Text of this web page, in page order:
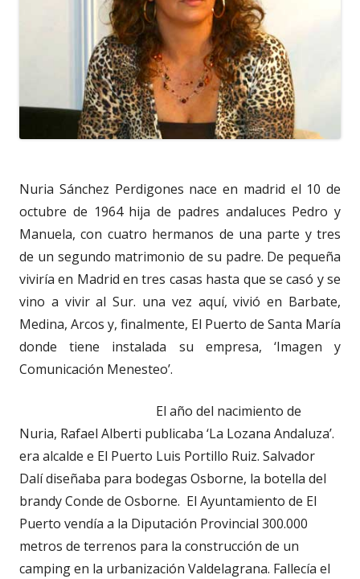
Nuria Sánchez Perdigones nace en madrid el 10 de
octubre de 1964 hija de padres andaluces Pedro y
Manuela, con cuatro hermanos de una parte y tres
de un segundo matrimonio de su padre. De pequeña
viviría en Madrid en tres casas hasta que se casó y se
vino a vivir al Sur. una vez aquí, vivió en Barbate,
Medina, Arcos y, finalmente, El Puerto de Santa María
donde tiene instalada su empresa, ‘Imagen y
Comunicación Menesteo’.
El año del nacimiento de
Nuria, Rafael Alberti publicaba ‘La Lozana Andaluza’.
era alcalde e El Puerto Luis Portillo Ruiz. Salvador
Dalí diseñaba para bodegas Osborne, la botella del
brandy Conde de Osborne. El Ayuntamiento de El
Puerto vendía a la Diputación Provincial 300.000
metros de terrenos para la construcción de un
camping en la urbanización Valdelagrana. Fallecía el